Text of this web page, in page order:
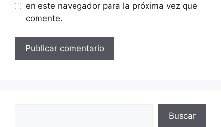
en este navegador para la próxima vez que
comente.
Buscar